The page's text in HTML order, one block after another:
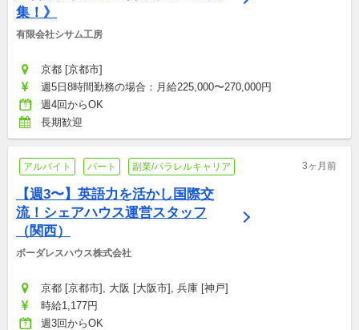
集！》
有限会社シサム工房
京都 [京都市]
週5日8時間勤務の場合：月給225,000〜270,000円
週4回からOK
長期歓迎
アルバイト パート 副業/パラレルキャリア 3ヶ月前
【週3〜】英語力を活かし国際交
流！シェアハウス運営スタッフ
（関西）
ボーダレスハウス株式会社
京都 [京都市], 大阪 [大阪市], 兵庫 [神戸]
時給1,177円
週3回からOK